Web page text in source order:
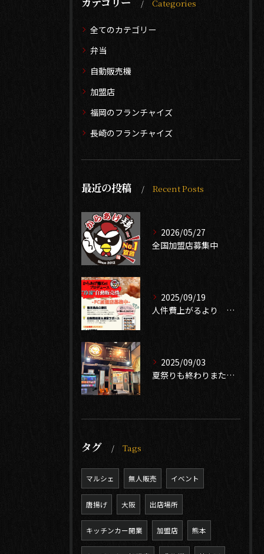
Categories
全てのカテゴリー
弁当
自動販売機
加盟店
福岡のフランチャイズ
長崎のフランチャイズ
最近の投稿 Recent Posts
2026/05/27
全国加盟店募集中
2025/09/19
人件費上がるより 無人販売で売り上げ確保 中古自販機有ります
2025/09/03
夏祭りも終わりまたイベントシーズン到来❣️
タグ Tags
マルシェ 無人販売 イベント
唐揚げ 大阪 出店場所
キッチンカー開業 加盟店 熊本